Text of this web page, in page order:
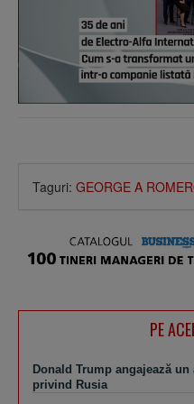
Taguri: GEORGE A
PE
Donald Trump angajează
privind Rusia